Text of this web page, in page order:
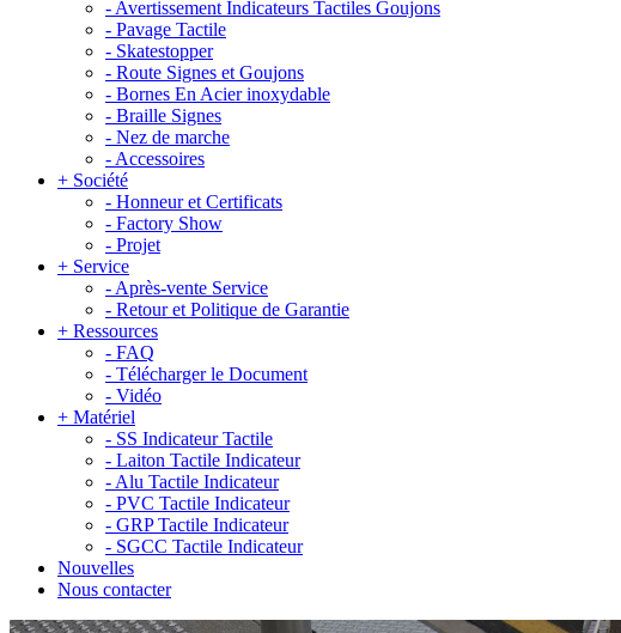
- Avertissement Indicateurs Tactiles Goujons
- Pavage Tactile
- Skatestopper
- Route Signes et Goujons
- Bornes En Acier inoxydable
- Braille Signes
- Nez de marche
- Accessoires
+ Société
- Honneur et Certificats
- Factory Show
- Projet
+ Service
- Après-vente Service
- Retour et Politique de Garantie
+ Ressources
- FAQ
- Télécharger le Document
- Vidéo
+ Matériel
- SS Indicateur Tactile
- Laiton Tactile Indicateur
- Alu Tactile Indicateur
- PVC Tactile Indicateur
- GRP Tactile Indicateur
- SGCC Tactile Indicateur
Nouvelles
Nous contacter